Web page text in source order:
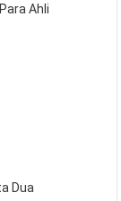
Ahli
Dua